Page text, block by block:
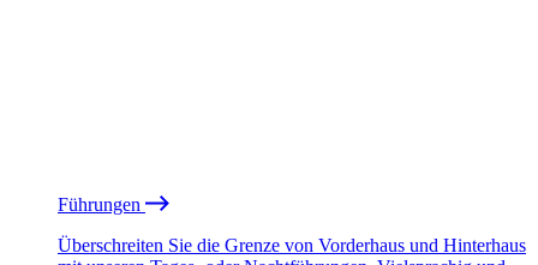
Führungen
Überschreiten Sie die Grenze von Vorderhaus und Hinterhaus